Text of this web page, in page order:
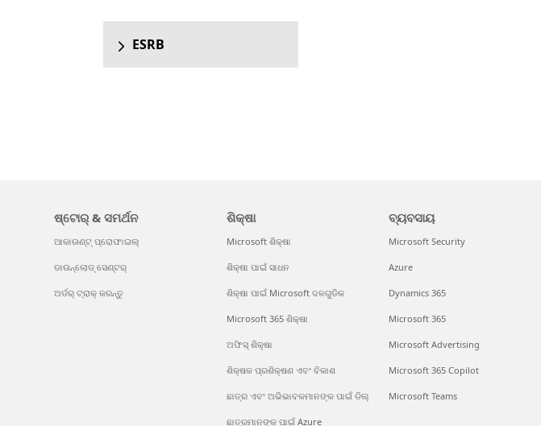
ESRB
ଷ୍ଟୋର୍ & ସମର୍ଥନ
ଆକାଉଣ୍ଟ୍ ପ୍ରୋଫାଇଲ୍
ଡାଉନ୍‌ଲୋଡ୍ ସେଣ୍ଟର୍
ଅର୍ଡର୍ ଟ୍ରାକ୍ କରନ୍ତୁ
ଶିକ୍ଷା
Microsoft ଶିକ୍ଷା
ଶିକ୍ଷା ପାଇଁ ସାଧନ
ଶିକ୍ଷା ପାଇଁ Microsoft ଦଳଗୁଡିକ
Microsoft 365 ଶିକ୍ଷା
ଅଫିସ୍ ଶିକ୍ଷା
ଶିକ୍ଷକ ପ୍ରଶିକ୍ଷଣ ଏବଂ ବିକାଶ
ଛାତ୍ର ଏବଂ ଅଭିଭାବକମାନଙ୍କ ପାଇଁ ଡିଲ୍
ଛାତ୍ରମାନଙ୍କ ପାଇଁ Azure
ବ୍ୟବସାୟ
Microsoft Security
Azure
Dynamics 365
Microsoft 365
Microsoft Advertising
Microsoft 365 Copilot
Microsoft Teams